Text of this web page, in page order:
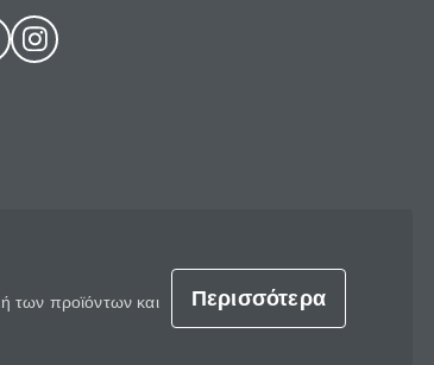
των προϊόντων και
Περισσότερα